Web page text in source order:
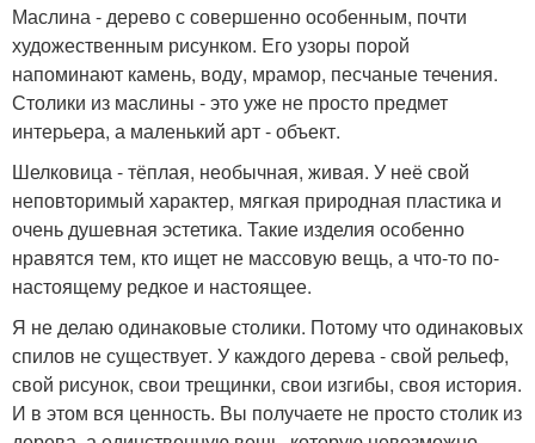
Маслина - дерево с совершенно особенным, почти
художественным рисунком. Его узоры порой
напоминают камень, воду, мрамор, песчаные течения.
Столики из маслины - это уже не просто предмет
интерьера, а маленький арт - объект.
Шелковица - тёплая, необычная, живая. У неё свой
неповторимый характер, мягкая природная пластика и
очень душевная эстетика. Такие изделия особенно
нравятся тем, кто ищет не массовую вещь, а что-то по-
настоящему редкое и настоящее.
Я не делаю одинаковые столики. Потому что одинаковых
спилов не существует. У каждого дерева - свой рельеф,
свой рисунок, свои трещинки, свои изгибы, своя история.
И в этом вся ценность. Вы получаете не просто столик из